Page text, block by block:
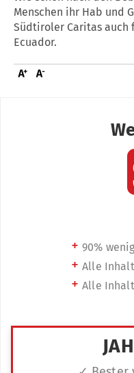
Menschen ihr Hab und
Südtiroler Caritas
Ecuador.